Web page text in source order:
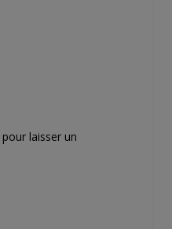
pour laisser un